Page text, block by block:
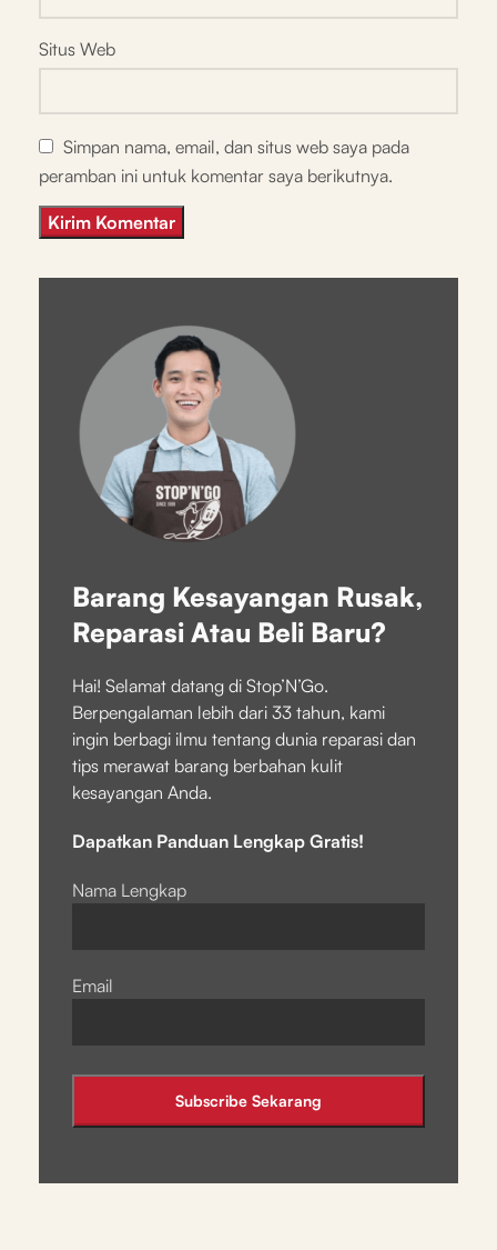
Situs Web
Simpan nama, email, dan situs web saya pada
peramban ini untuk komentar saya berikutnya.
Barang Kesayangan Rusak,
Reparasi Atau Beli Baru?
Hai! Selamat datang di Stop’N’Go.
Berpengalaman lebih dari 33 tahun, kami
ingin berbagi ilmu tentang dunia reparasi dan
tips merawat barang berbahan kulit
kesayangan Anda.
Dapatkan Panduan Lengkap Gratis!
Nama Lengkap
Email